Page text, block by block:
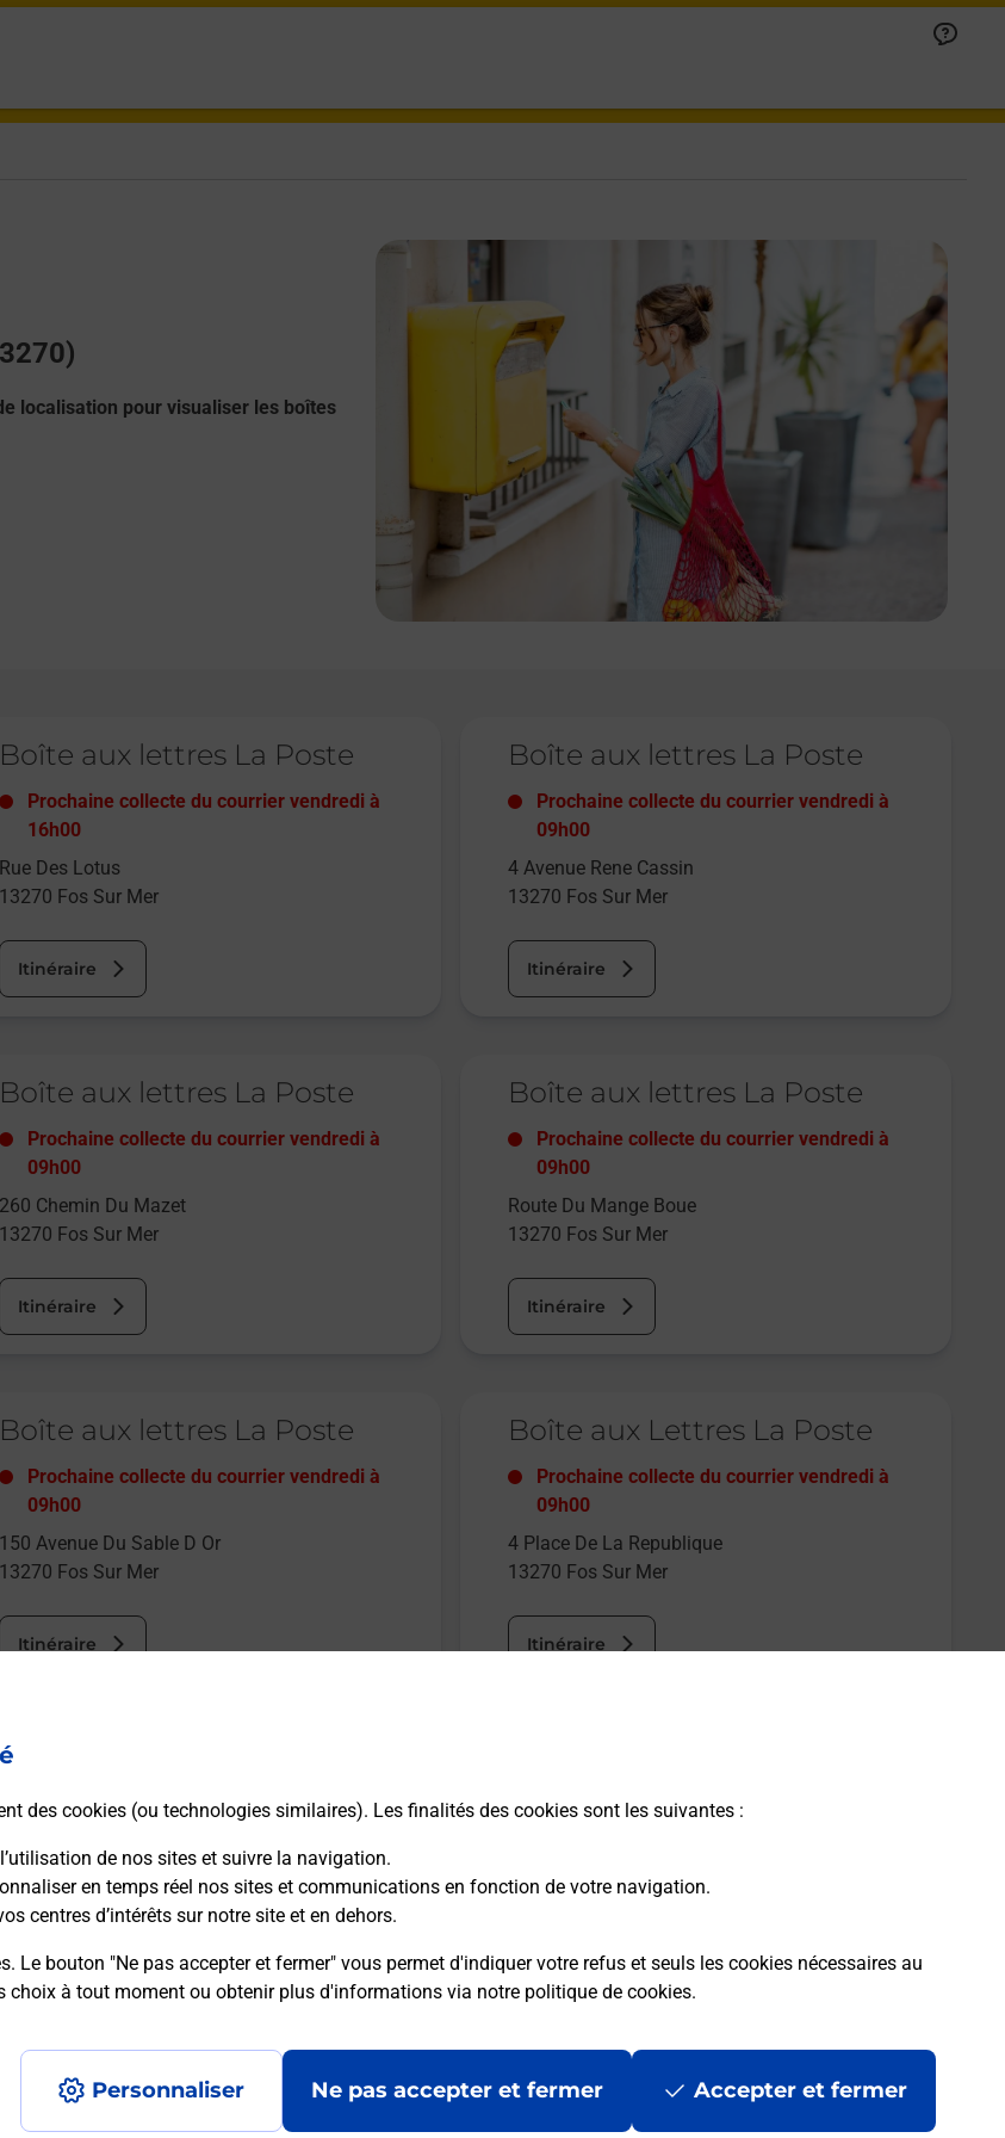
des cookies (ou technologies similaires). Les finalités des cookies sont les suivantes :
de nos sites et suivre la navigation.
en temps réel nos sites et communications en fonction de votre navigation.
centres d’intérêts sur notre site et en dehors.
Le bouton "Ne pas accepter et fermer" vous permet d'indiquer votre refus et seuls les cookies nécessaires au
choix à tout moment ou obtenir plus d'informations via notre politique de cookies.
Personnaliser Ne pas accepter et fermer Accepter et fermer
localisation pour visualiser les boîtes
Boîte aux lettres La Poste
Prochaine collecte du courrier vendredi à
16h00
Rue Des Lotus
13270 Fos Sur Mer
Itinéraire
Boîte aux lettres La Poste
Prochaine collecte du courriervendredi à
09h00
4 Avenue Rene Cassin
13270 Fos Sur Mer
Itinéraire
Boîte aux lettres La Poste
Prochaine collecte du courrier vendredi à
09h00
260 Chemin Du Mazet
13270 Fos Sur Mer
Itinéraire
Boîte aux lettres La Poste
Prochaine collecte du courriervendredi à
09h00
Route Du Mange Boue
13270 Fos Sur Mer
Itinéraire
Boîte aux lettres La Poste
Prochaine collecte du courrier vendredi à
09h00
150 Avenue Du Sable D Or
13270 Fos Sur Mer
Itinéraire
Boîte aux Lettres La Poste
Prochaine collecte du courriervendredi à
09h00
4 Place De La Republique
13270 Fos Sur Mer
Itinéraire
aux Lettres La Poste
Prochaine collecte du courriervendredià
Avenue Louise Michel
Fos Sur Mer
Itinéraire
s'ouvre dans un nouvel onglet
: partiellement conforme Mentions légales Données personnelles et cookies